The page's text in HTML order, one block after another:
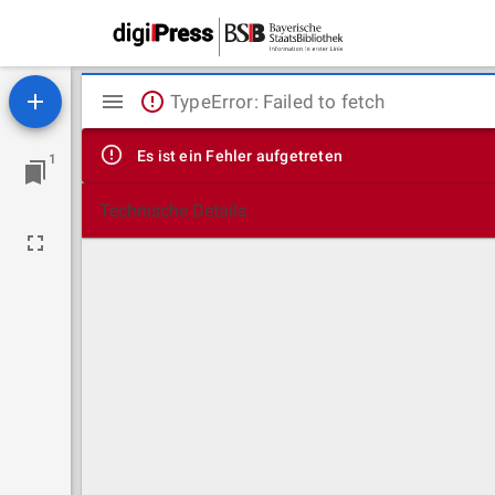
1
Mirador
Viewer
TypeError: Failed to fetch
Es ist ein Fehler aufgetreten
Technische Details